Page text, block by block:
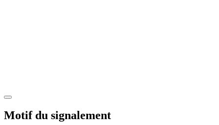
Motif du signalement